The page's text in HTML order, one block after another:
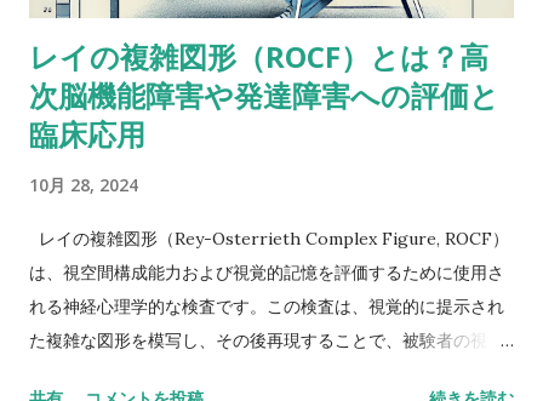
数字という）二種類の情報を使ってそれを切り替えながら作業
しなきゃいけないから。被験者が教示を理解して、すべてをす
っかり頭に入れることができたという手応えはありました
か？ これ（語音整列）を実行するにはいくつかの操作が必要
特に障壁となるかもしれません。他の下位検査にもこの仮説が
は、並べ替えなどの操作が入ると難しいのかなと推測できるけ
レイの複雑図形（ROCF）とは？高
次脳機能障害や発達障害への評価と
臨床応用
10月 28, 2024
レイの複雑図形（Rey-Osterrieth Complex Figure, ROCF）
は、視空間構成能力および視覚的記憶を評価するために使用さ
れる神経心理学的な検査です。この検査は、視覚的に提示され
た複雑な図形を模写し、その後再現することで、被験者の視覚